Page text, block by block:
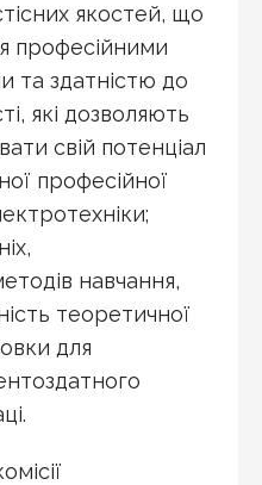
якостей, що
професійними
та здатністю до
які дозволяють
свій потенціал
професійної
навчання,
теоретичної
для